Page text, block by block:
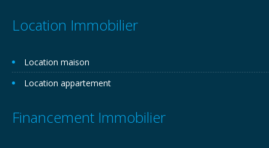
Location Immobilier
Location maison
Location appartement
Financement Immobilier